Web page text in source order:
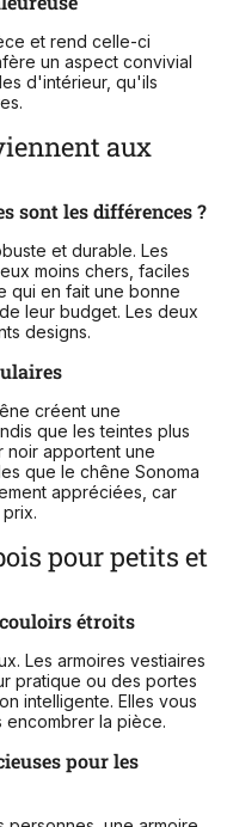
et rend celle-ci
un aspect convivial
d'intérieur, qu'ils
aux
sont les différences ?
et durable. Les
moins chers, faciles
qui en fait une bonne
leur budget. Les deux
designs.
créent une
que les teintes plus
noir apportent une
que le chêne Sonoma
appréciées, car
pour petits et
étroits
Les armoires vestiaires
pratique ou des portes
intelligente. Elles vous
la pièce.
pour les